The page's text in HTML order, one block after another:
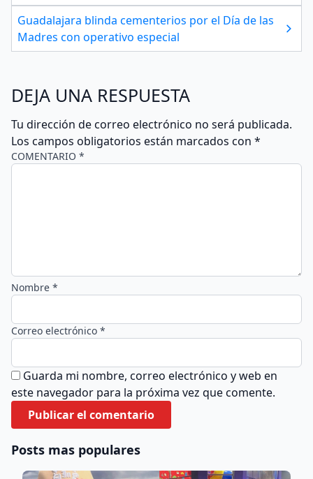
Guadalajara blinda cementerios por el Día de las
Madres con operativo especial
DEJA UNA RESPUESTA
Tu dirección de correo electrónico no será publicada.
Los campos obligatorios están marcados con *
COMENTARIO *
Nombre *
Correo electrónico *
Guarda mi nombre, correo electrónico y web en
este navegador para la próxima vez que comente.
Posts mas populares